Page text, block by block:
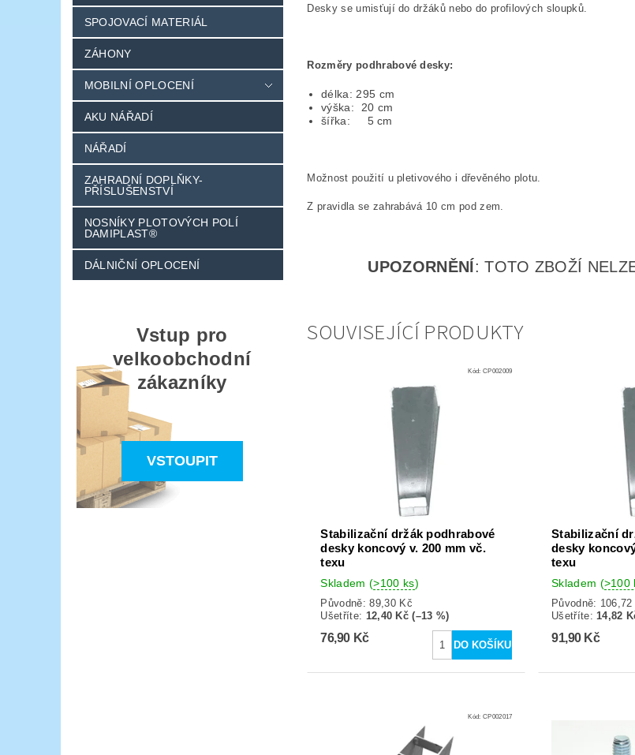
SPOJOVACÍ MATERIÁL
ZÁHONY
MOBILNÍ OPLOCENÍ
AKU NÁŘADÍ
NÁŘADÍ
ZAHRADNÍ DOPLŇKY-
PŘÍSLUŠENSTVÍ
NOSNÍKY PLOTOVÝCH POLÍ
DAMIPLAST®
DÁLNIČNÍ OPLOCENÍ
Vstup pro
velkoobchodní
zákazníky
VSTOUPIT
Desky se umisťují do držáků nebo do profilových sloupků.
Rozměry podhrabové desky:
délka: 295 cm
výška: 20 cm
šířka: 5 cm
Možnost použití u pletivového i dřevěného plotu.
Z pravidla se zahrabává 10 cm pod zem.
UPOZORNĚNÍ: TOTO ZBOŽÍ
SOUVISEJÍCÍ PRODUKTY
Kód: CP002009
Stabilizační držák podhrabové
desky koncový v. 200 mm vč.
texu
Skladem (>100 ks)
Původně:89,30 Kč
Ušetříte: 12,40 Kč (–13 %)
76,90 Kč
Stabilizační
desky
texu
Skladem (>100
Původně: 106,72
Ušetříte:14,82
91,90 Kč
Kód: CP002017